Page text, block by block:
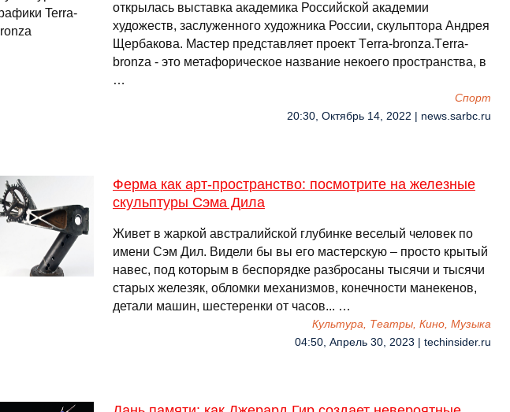
открылась выставка академика Российской академии
художеств, заслуженного художника России, скульптора Андрея
Щербакова. Мастер представляет проект Tеrrа-bronza.Tеrrа-
bronza - это метафорическое название некоего пространства, в
…
Спорт
20:30, Октябрь 14, 2022 | news.sarbc.ru
Ферма как арт-пространство: посмотрите на железные
скульптуры Сэма Дила
Живет в жаркой австралийской глубинке веселый человек по
имени Сэм Дил. Видели бы вы его мастерскую – просто крытый
навес, под которым в беспорядке разбросаны тысячи и тысячи
старых железяк, обломки механизмов, конечности манекенов,
детали машин, шестеренки от часов... …
Культура, Театры, Кино, Музыка
04:50, Апрель 30, 2023 | techinsider.ru